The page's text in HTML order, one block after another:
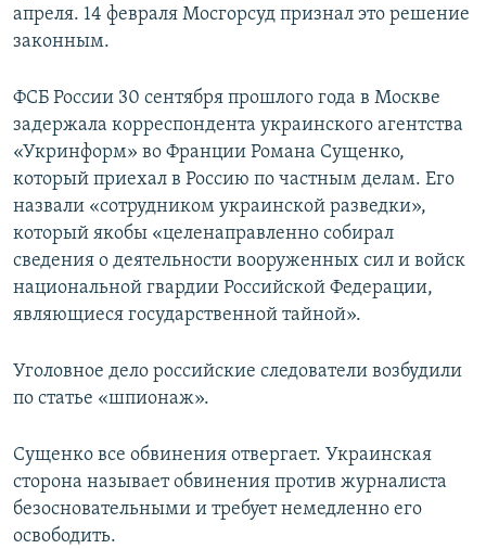
апреля. 14 февраля Мосгорсуд признал это решение
законным.
ФСБ России 30 сентября прошлого года в Москве
задержала корреспондента украинского агентства
«Укринформ» во Франции Романа Сущенко,
который приехал в Россию по частным делам. Его
назвали «сотрудником украинской разведки»,
который якобы «целенаправленно собирал
сведения о деятельности вооруженных сил и войск
национальной гвардии Российской Федерации,
являющиеся государственной тайной».
Уголовное дело российские следователи возбудили
по статье «шпионаж».
Сущенко все обвинения отвергает. Украинская
сторона называет обвинения против журналиста
безосновательными и требует немедленно его
освободить.